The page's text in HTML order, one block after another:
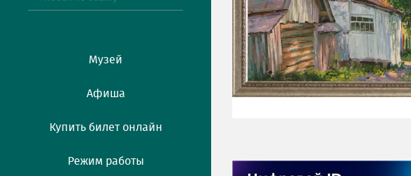
Музей
Афиша
Купить билет онлайн
Режим работы